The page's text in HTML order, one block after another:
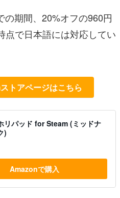
の期間、20%オフの960円
点で日本語には対応してい
トアページはこちら
リパッド for Steam (ミッドナ
)
Amazonで購入